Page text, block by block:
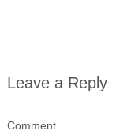
Leave a Reply
Comment